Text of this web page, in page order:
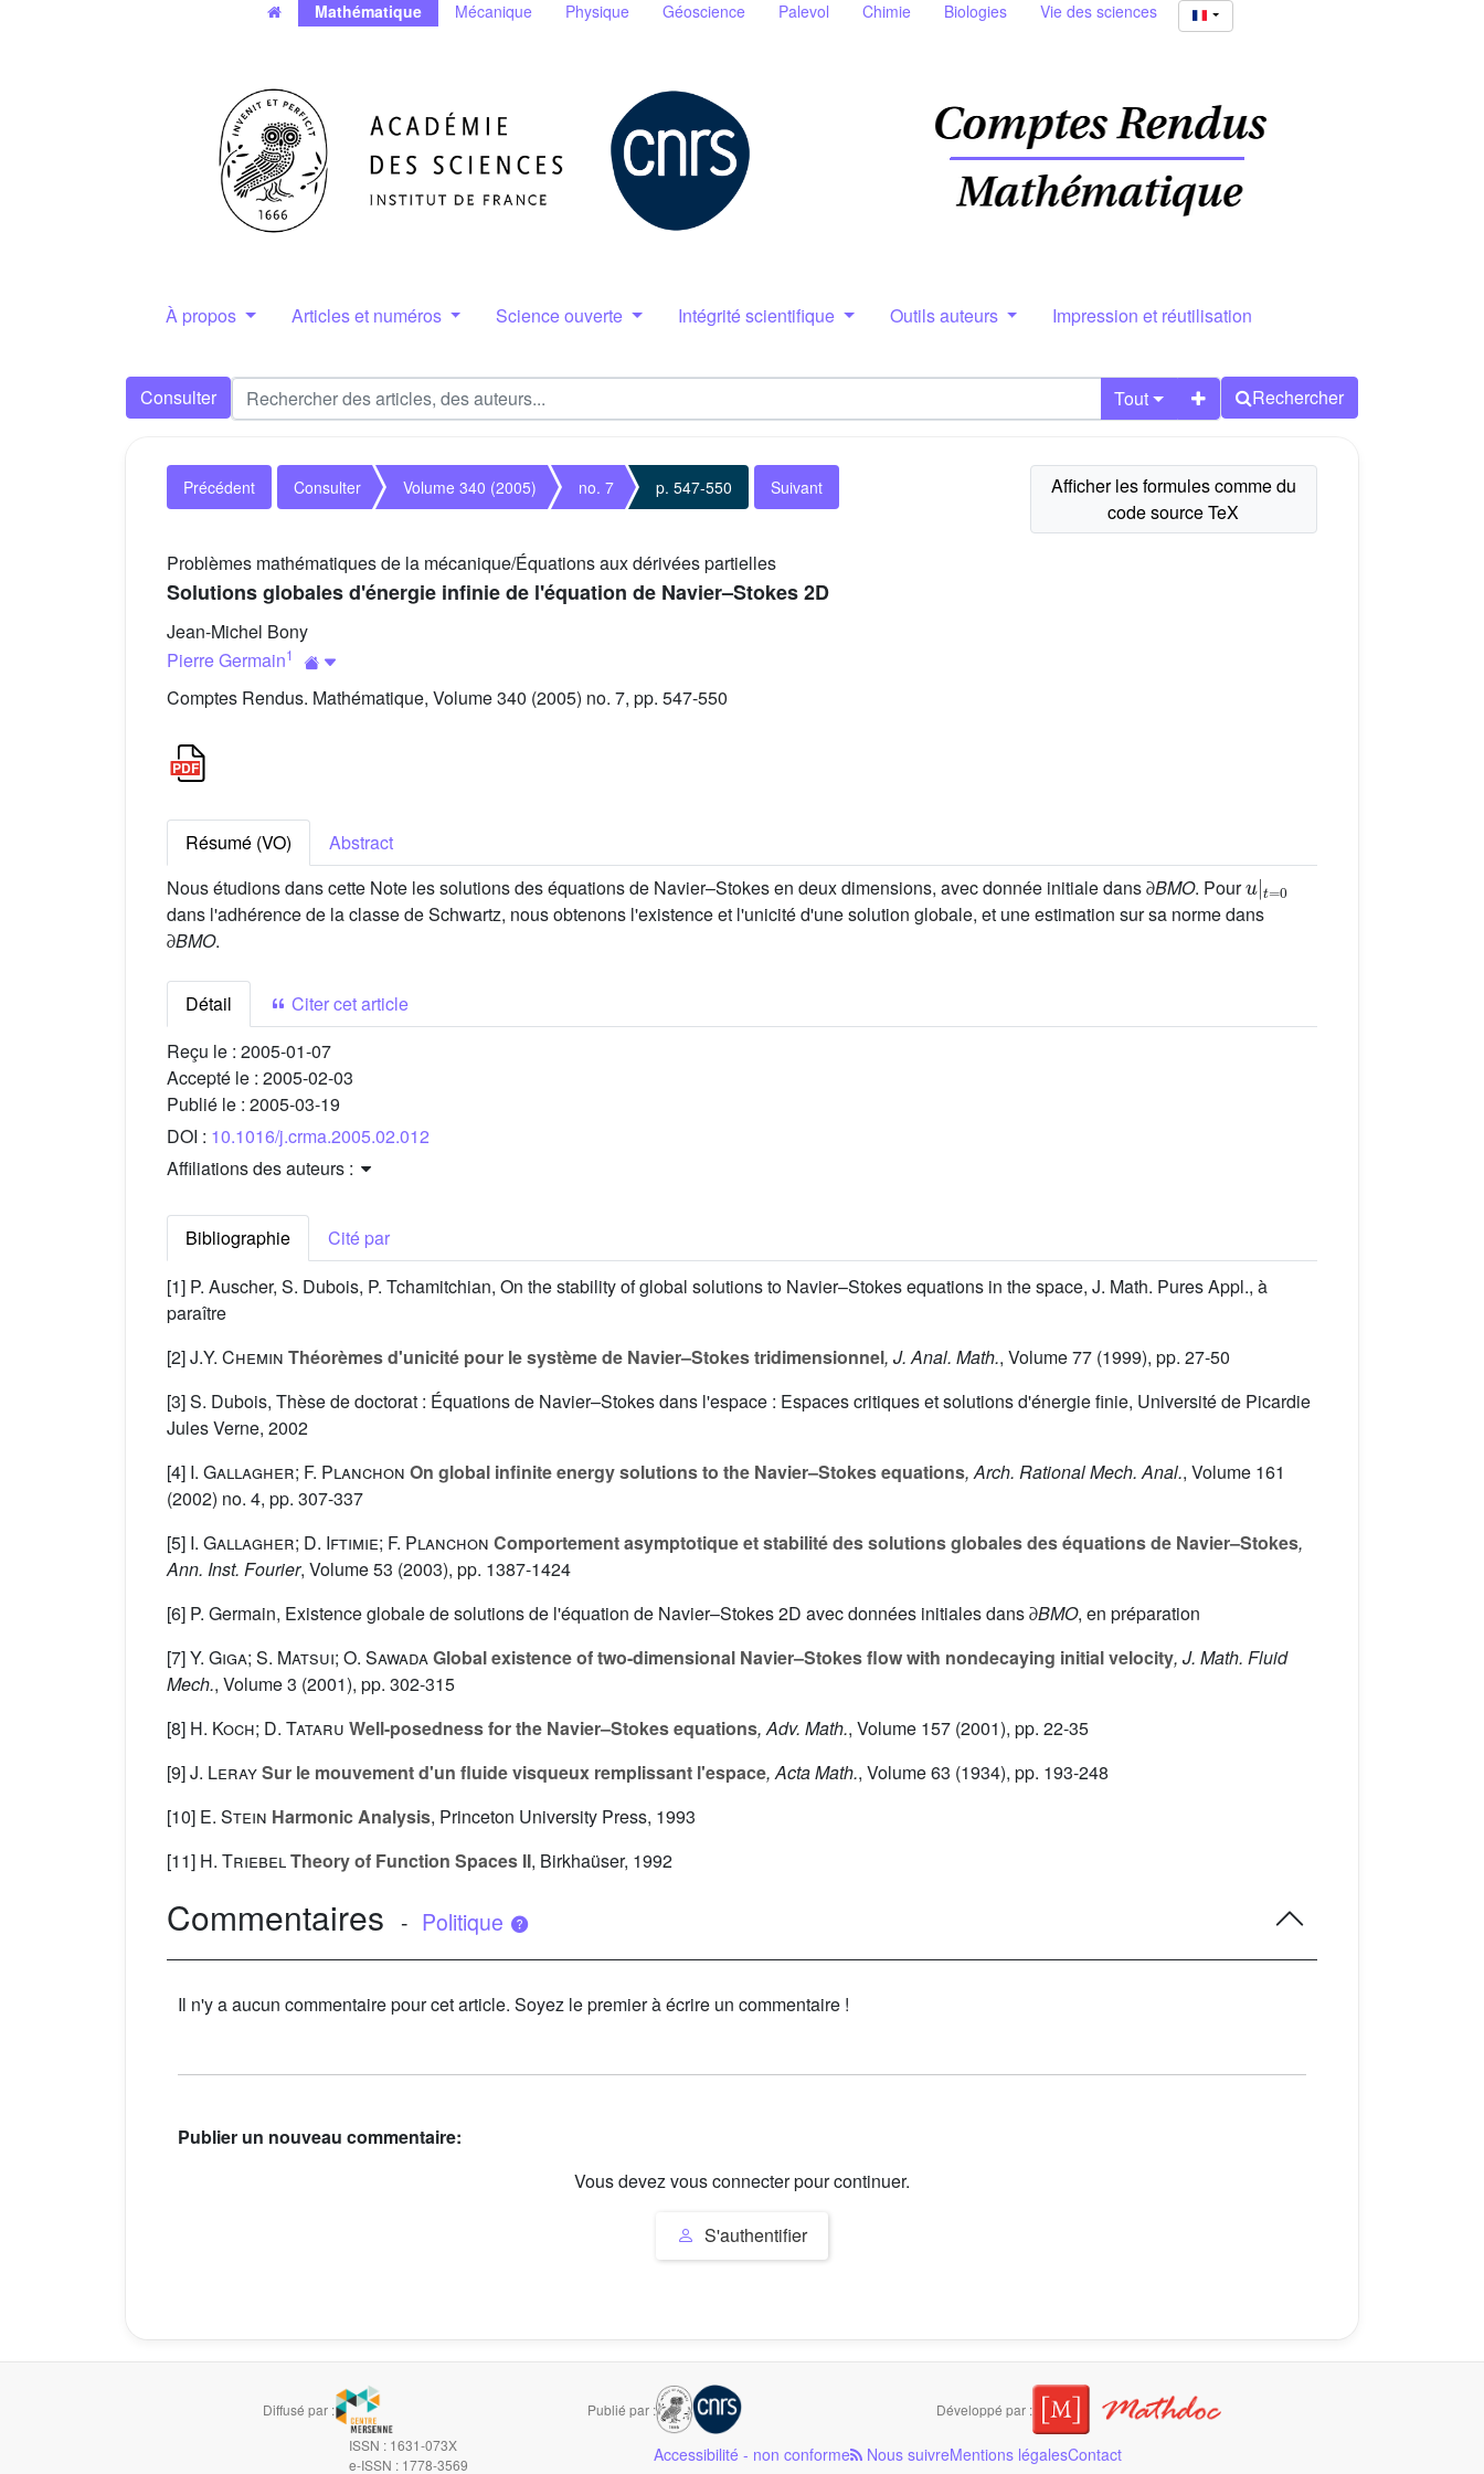
Mathématique Mécanique Physique Géoscience Palevol Chimie Biologies Vie des sciences
À propos Articles et numéros Science ouverte Intégrité scientifique Outils auteurs Impression et réutilisation
Consulter Tout Rechercher
Précédent Consulter Volume 340 (2005) no. 7 p. 547-550 Suivant
Problèmes mathématiques de la mécanique/Équations aux dérivées partielles
Solutions globales d'énergie infinie de l'équation de Navier–Stokes 2D
Jean-Michel Bony
Pierre Germain1
Comptes Rendus. Mathématique, Volume 340 (2005) no. 7, pp. 547-550
Résumé (VO)
Abstract
Nous étudions dans cette Note les solutions des équations de Navier–Stokes en deux dimensions, avec donnée initiale dans ∂BMO. Pour
u|t=0
dans l'adhérence de la classe de Schwartz, nous obtenons l'existence et l'unicité d'une solution globale, et une estimation sur sa norme dans
∂BMO.
Détail
Citer cet article
Reçu le : 2005-01-07
Accepté le : 2005-02-03
Publié le : 2005-03-19
DOI : 10.1016/j.crma.2005.02.012
Affiliations des auteurs :
Bibliographie
Cité par
[1] P. Auscher, S. Dubois, P. Tchamitchian, On the stability of global solutions to Navier–Stokes equations in the space, J. Math. Pures Appl., à
paraître
[2]J.Y. Chemin Théorèmes d'unicité pour le système de Navier–Stokes tridimensionnel, J. Anal. Math., Volume 77 (1999), pp. 27-50
[3] S. Dubois, Thèse de doctorat : Équations de Navier–Stokes dans l'espace : Espaces critiques et solutions d'énergie finie, Université de Picardie
Jules Verne, 2002
[4] I. Gallagher; F. Planchon On global infinite energy solutions to the Navier–Stokes equations, Arch. Rational Mech. Anal., Volume 161
(2002) no. 4, pp. 307-337
[5] I. Gallagher; D. Iftimie; F. Planchon Comportement asymptotique et stabilité des solutions globales des équations de Navier–Stokes,
Ann. Inst. Fourier, Volume 53 (2003), pp. 1387-1424
[6] P. Germain, Existence globale de solutions de l'équation de Navier–Stokes 2D avec données initiales dans ∂BMO, en préparation
[7]Y. Giga; S. Matsui; O. SawadaGlobal existence of two-dimensional Navier–Stokes flow with nondecaying initial velocity, J. Math. Fluid
Mech., Volume 3 (2001), pp. 302-315
[8] H. Koch; D. Tataru Well-posedness for the Navier–Stokes equations, Adv. Math., Volume 157 (2001), pp. 22-35
[9]J. LeraySur le mouvement d'un fluide visqueux remplissant l'espace, Acta Math., Volume 63 (1934), pp. 193-248
[10] E. Stein Harmonic Analysis, Princeton University Press, 1993
[11] H. TriebelTheory of Function Spaces II, Birkhaüser, 1992
Commentaires - Politique
Il n'y a aucun commentaire pour cet article. Soyez le premier à écrire un commentaire !
Publier un nouveau commentaire:
Vous devez vous connecter pour continuer.
S'authentifier
Diffusé par : Publié par :
Développé par :
ISSN : 1631-073X
e-ISSN : 1778-3569
Accessibilité - non conforme Nous suivreMentions légalesContact